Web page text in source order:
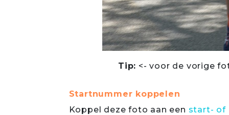
Tip: <- voor de vorige
Startnummer koppelen
Koppel deze foto aan een start- of